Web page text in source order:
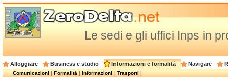
Le sedi e gli uffici Inps in
Alloggiare Business e studio Informazioni e formalità Navigare
Comunicazioni|Formalità|Informazioni|Trasporti|